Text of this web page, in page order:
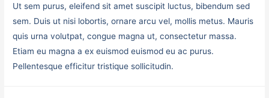
Ut sem purus, eleifend sit amet suscipit luctus, bibendum sed
sem. Duis ut nisi lobortis, ornare arcu vel, mollis metus. Mauris
quis urna volutpat, congue magna ut, consectetur massa.
Etiam eu magna a ex euismod euismod eu ac purus.
Pellentesque efficitur tristique sollicitudin.